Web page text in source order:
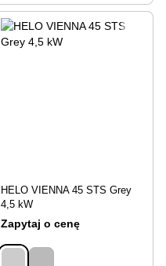
HELO VIENNA 45 STS Grey
4,5 kW
Zapytaj o cenę